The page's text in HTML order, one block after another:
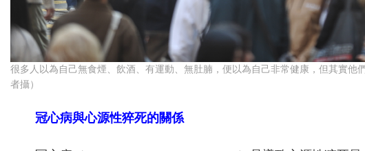
很多人以為自己無食煙、飲酒、有運動、無肚腩，便以為自己非常健康，但其實他
者攝）
冠心病與心源性猝死的關係